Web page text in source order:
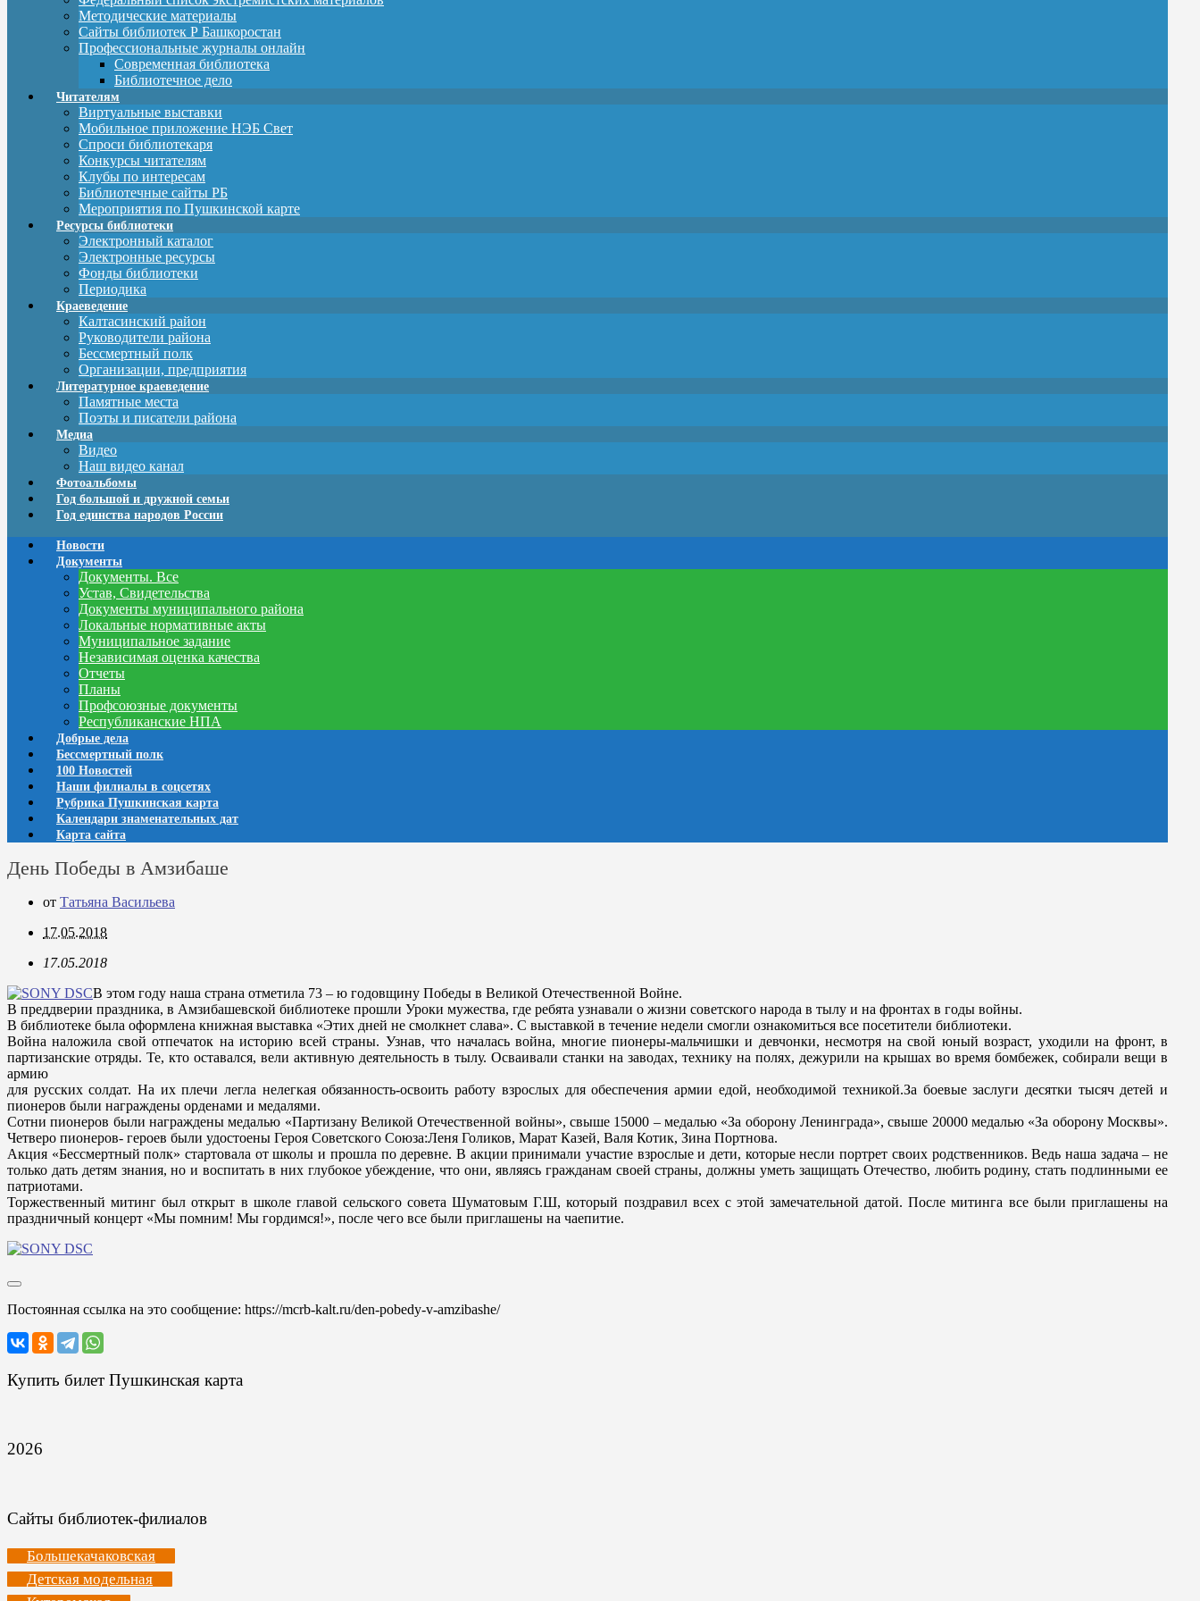
Методические материалы
Сайты библиотек Р Башкоростан
Профессиональные журналы онлайн
Современная библиотека
Библиотечное дело
Читателям
Виртуальные выставки
Мобильное приложение НЭБ Свет
Спроси библиотекаря
Конкурсы читателям
Клубы по интересам
Библиотечные сайты РБ
Мероприятия по Пушкинской карте
Ресурсы библиотеки
Электронный каталог
Электронные ресурсы
Фонды библиотеки
Периодика
Краеведение
Калтасинский район
Руководители района
Бессмертный полк
Организации, предприятия
Литературное краеведение
Памятные места
Поэты и писатели района
Медиа
Видео
Наш видео канал
Фотоальбомы
Год большой и дружной семьи
Год единства народов России
Новости
Документы
Документы. Все
Устав, Свидетельства
Документы муниципального района
Локальные нормативные акты
Муниципальное задание
Независимая оценка качества
Отчеты
Планы
Профсоюзные документы
Республиканские НПА
Добрые дела
Бессмертный полк
100 Новостей
Наши филиалы в соцсетях
Рубрика Пушкинская карта
Календари знаменательных дат
Карта сайта
День Победы в Амзибаше
от Татьяна Васильева
17.05.2018
17.05.2018
В этом году наша страна отметила 73 – ю годовщину Победы в Великой Отечественной Войне.
В преддверии праздника, в Амзибашевской библиотеке прошли Уроки мужества, где ребята узнавали о жизни советского народа в тылу и на фронтах в годы войны.
В библиотеке была оформлена книжная выставка «Этих дней не смолкнет слава». С выставкой в течение недели смогли ознакомиться все посетители библиотеки.
Война наложила свой отпечаток на историю всей страны. Узнав, что началась война, многие пионеры-мальчишки и девчонки, несмотря на свой юный возраст, уходили на фронт, в
партизанские отряды. Те, кто оставался, вели активную деятельность в тылу. Осваивали станки на заводах, технику на полях, дежурили на крышах во время бомбежек, собирали вещи в
армию
для русских солдат. На их плечи легла нелегкая обязанность-освоить работу взрослых для обеспечения армии едой, необходимой техникой.За боевые заслуги десятки тысяч детей и
пионеров были награждены орденами и медалями.
Сотни пионеров были награждены медалью «Партизану Великой Отечественной войны», свыше 15000 – медалью «За оборону Ленинграда», свыше 20000 медалью «За оборону Москвы».
Четверо пионеров- героев были удостоены Героя Советского Союза:Леня Голиков, Марат Казей, Валя Котик, Зина Портнова.
Акция «Бессмертный полк» стартовала от школы и прошла по деревне. В акции принимали участие взрослые и дети, которые несли портрет своих родственников. Ведь наша задача – не
только дать детям знания, но и воспитать в них глубокое убеждение, что они, являясь гражданам своей страны, должны уметь защищать Отечество, любить родину, стать подлинными ее
патриотами.
Торжественный митинг был открыт в школе главой сельского совета Шуматовым Г.Ш, который поздравил всех с этой замечательной датой. После митинга все были приглашены на
праздничный концерт «Мы помним! Мы гордимся!», после чего все были приглашены на чаепитие.
Постоянная ссылка на это сообщение: https://mcrb-kalt.ru/den-pobedy-v-amzibashe/
Купить билет Пушкинская карта
2026
Сайты библиотек-филиалов
Большекачаковская
Детская модельная